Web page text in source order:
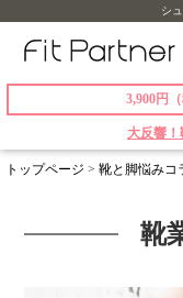
シ
3,900円
大反響
トップページ > 靴と脚悩みコ
靴